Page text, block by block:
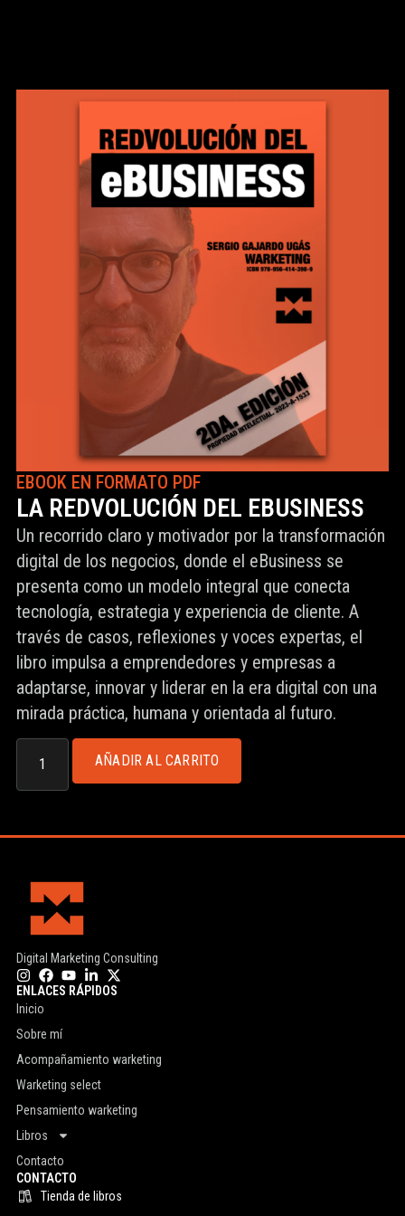
EBOOK EN FORMATO PDF
LA REDVOLUCIÓN DEL EBUSINESS
Un recorrido claro y motivador por la transformación
digital de los negocios, donde el eBusiness se
presenta como un modelo integral que conecta
tecnología, estrategia y experiencia de cliente. A
través de casos, reflexiones y voces expertas, el
libro impulsa a emprendedores y empresas a
adaptarse, innovar y liderar en la era digital con una
mirada práctica, humana y orientada al futuro.
AÑADIR AL CARRITO
Digital Marketing Consulting
ENLACES RÁPIDOS
Inicio
Sobre mí
Acompañamiento warketing
Warketing select
Pensamiento warketing
Libros
Contacto
CONTACTO
Tienda de libros